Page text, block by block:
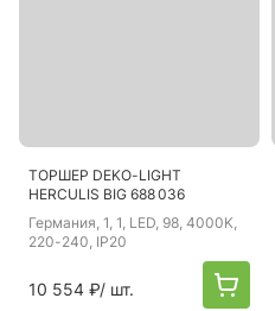
ТОРШЕР DEKO-LIGHT
HERCULIS BIG 688 036
Германия, 1, 1, LED, 98, 4000K,
220-240, IP20
10 554 ₽/ шт.